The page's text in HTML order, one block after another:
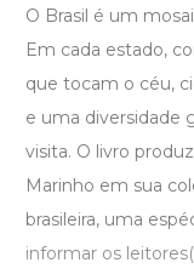
O Brasil é um
Em cada estado,
que tocam o céu,
e uma diversidade
visita. O livro
Marinho em sua
brasileira, uma
informar os